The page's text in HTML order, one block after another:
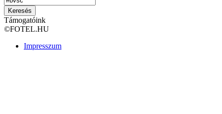
Keresés
Támogatóink
©FOTEL.HU
Impresszum